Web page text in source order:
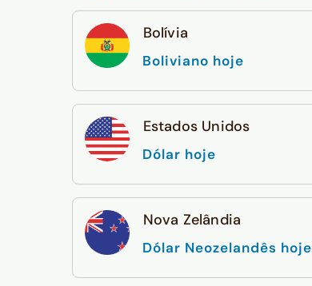
Bolívia
Boliviano hoje
Estados Unidos
Dólar hoje
Nova Zelândia
Dólar Neozelandês hoje